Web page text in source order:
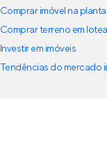
Comprar imóvel na planta
Comprar terreno em
Investir em imóveis
Tendências do mercado